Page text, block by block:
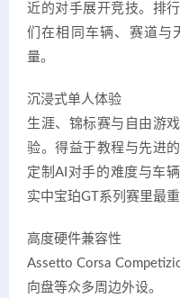
近的对手展开竞技。排
们在相同车辆、赛道与
量。
沉浸式单人体验
生涯、锦标赛与自由游
验。得益于教程与先进
定制AI对手的难度与车
实中宝珀GT系列赛里最
高度硬件兼容性
Assetto Corsa
向盘等众多周边外设。